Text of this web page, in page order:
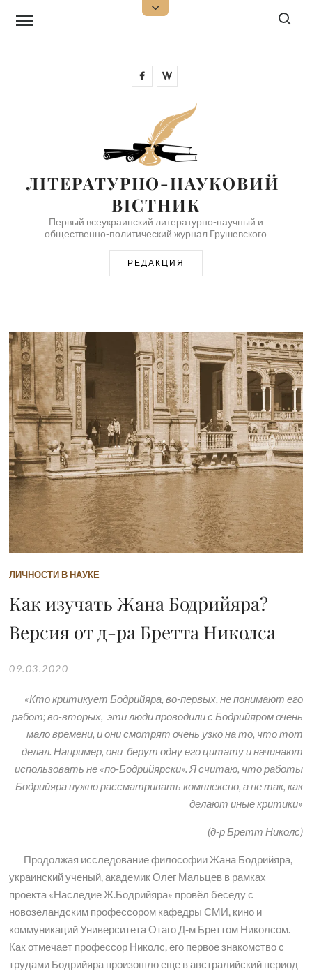
Открыть
Поиск:
FacebookWikipedia
ЛІТЕРАТУРНО-НАУКОВИЙ
ВІСТНИК
Первый всеукраинский литературно-научный и
общественно-политический журнал Грушевского
РЕДАКЦИЯ
ЛИЧНОСТИ В НАУКЕ
Как изучать Жана Бодрийяра?
Версия от д-ра Бретта Николса
09.03.2020
«Кто критикует Бодрийяра, во-первых, не понимают его
работ; во-вторых, эти люди проводили с Бодрийяром очень
мало времени, и они смотрят очень узко на то, что тот
делал. Например, они берут одну его цитату и начинают
использовать не «по-Бодрийярски». Я считаю, что работы
Бодрийяра нужно рассматривать комплексно, а не так, как
делают иные критики»
(д-р Бретт Николс)
Продолжая исследование философии Жана Бодрийяра,
украинский ученый, академик Олег Мальцев в рамках
проекта «Наследие Ж.Бодрийяра» провёл беседу с
новозеландским профессором кафедры СМИ, кино и
коммуникаций Университета Отаго Д-м Бреттом Николсом.
Как отмечает профессор Николс, его первое знакомство с
трудами Бодрийяра произошло еще в австралийский период